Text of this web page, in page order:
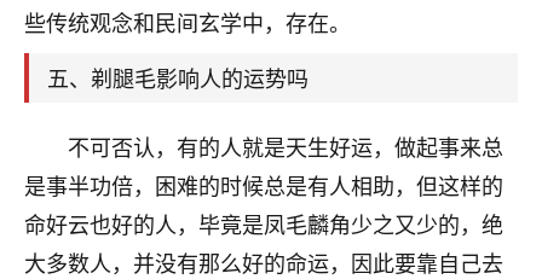
些传统观念和民间玄学中，存在。
五、剃腿毛影响人的运势吗
不可否认，有的人就是天生好运，做起事来总
是事半功倍，困难的时候总是有人相助，但这样的
命好云也好的人，毕竟是凤毛麟角少之又少的，绝
大多数人，并没有那么好的命运，因此要靠自己去
2小时前 来自海南
梦醒时分
的，把我们两口子愁的不行，朋友给我推荐的慧来老
师，一开始我是病急乱投医，这半年来，法事一个个
做完，我女儿跟变了个人一样，不期望她能考多好的
大学，只要能安安稳稳的把书读了，身体心理都健健
康康的我就很知足了！